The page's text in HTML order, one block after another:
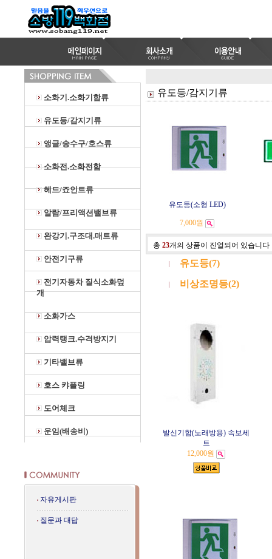
소화기.소화기함류
유도등/감지기류
앵글/송수구/호스류
소화전.소화전함
헤드/죠인트류
알람/프리액션밸브류
완강기.구조대.매트류
안전기구류
전기자동차 질식소화덮
개
소화가스
압력탱크.수격방지기
기타밸브류
호스 캬플링
도어체크
운임(배송비)
자유게시판
질문과 대답
유도등/감지기류
유도등(소형 LED)
7,000원
총 23개의 상품이 진열되어 있습니다
유도등(7)
비상조명등(2)
발신기함(노래방용) 속보세
트
12,000원